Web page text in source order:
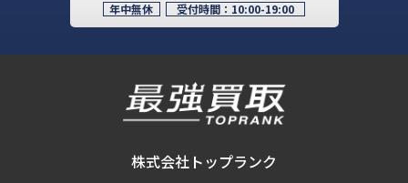
年中無休 受付時間： 10:00-19:00
株式会社トップランク